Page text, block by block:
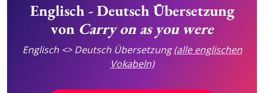
Englisch - Deutsch Übersetzung
von Carry on as you were
Englisch <> Deutsch Übersetzung(alle englischen
Vokabeln)